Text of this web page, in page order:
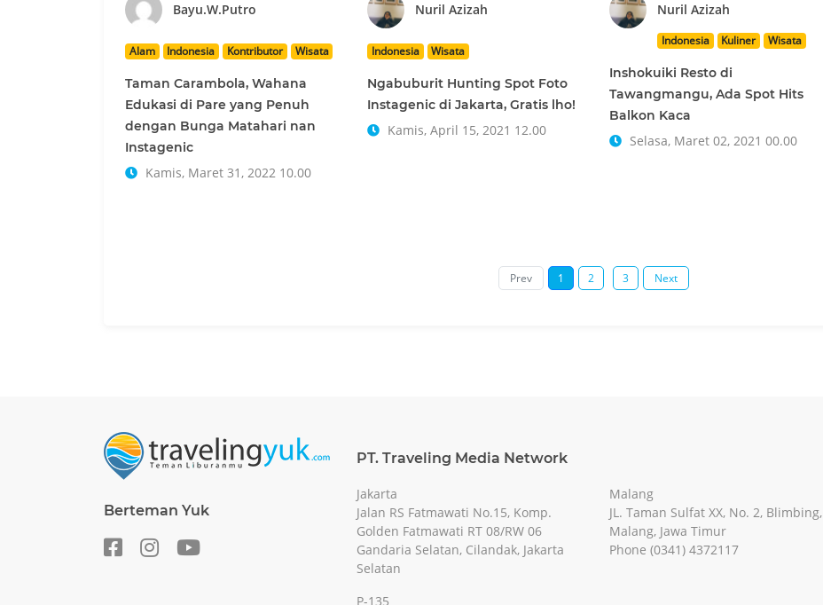
Bayu.W.Putro
Alam Indonesia Kontributor Wisata
Taman Carambola, Wahana
Edukasi di Pare yang Penuh
dengan Bunga Matahari nan
Instagenic
Kamis, Maret 31, 2022 10.00
Nuril Azizah
Indonesia Wisata
Ngabuburit Hunting Spot Foto
Instagenic di Jakarta, Gratis lho!
Kamis, April 15, 2021 12.00
Nuril Azizah
Indonesia Kuliner Wisata
Inshokuiki Resto di
Tawangmangu, Ada Spot Hits
Balkon Kaca
Selasa, Maret 02, 2021 00.00
Prev 1 2 3 Next
PT. Traveling Media Network
Berteman Yuk
Jakarta
Jalan RS Fatmawati No.15, Komp.
Golden Fatmawati RT 08/RW 06
Gandaria Selatan, Cilandak, Jakarta
Selatan
P-135
Malang
JL. Taman Sulfat XX, No. 2, Blimbing,
Malang, Jawa Timur
Phone (0341) 4372117